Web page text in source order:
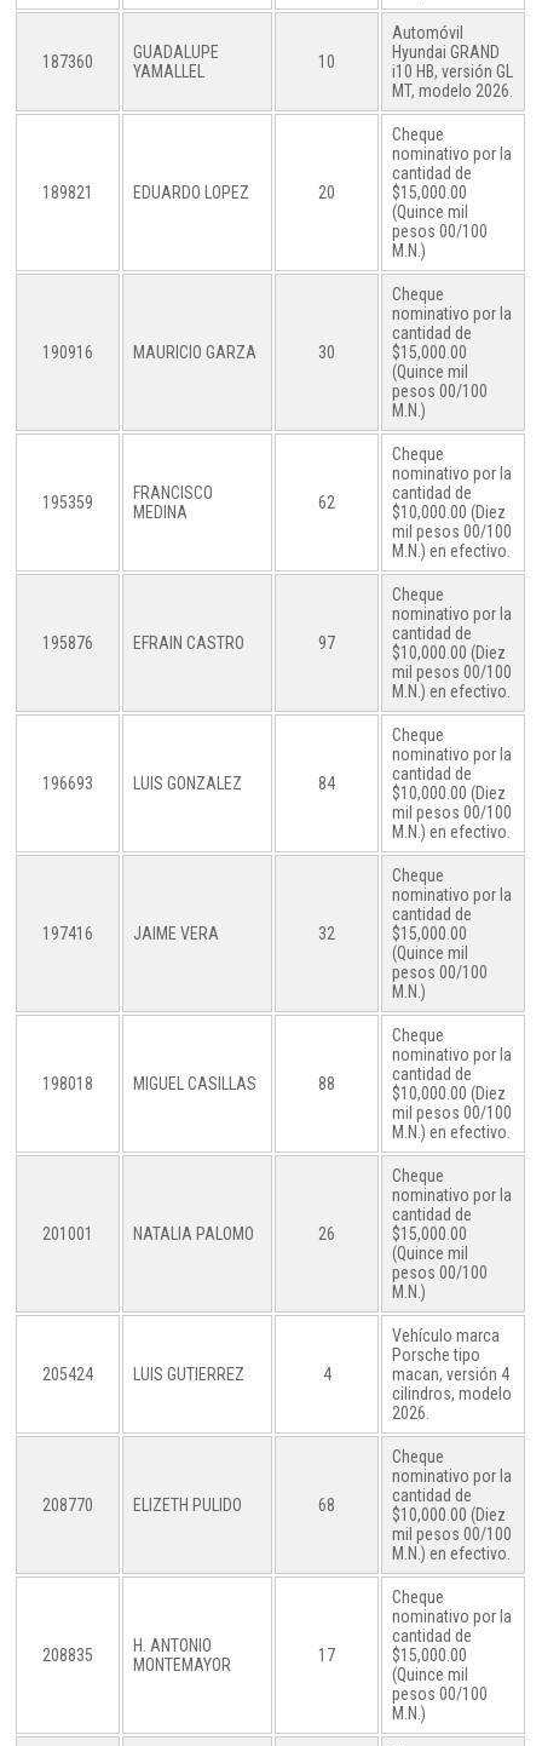
187360
GUADALUPE
YAMALLEL
10
Automóvil
Hyundai GRAND
i10 HB, versión GL
MT, modelo 2026.
189821 EDUARDO LOPEZ 20
Cheque
nominativo por la
cantidad de
$15,000.00
(Quince mil
pesos 00/100
M.N.)
190916 MAURICIO GARZA 30
Cheque
nominativo por la
cantidad de
$15,000.00
(Quince mil
pesos 00/100
M.N.)
195359
FRANCISCO
MEDINA
62
Cheque
nominativo por la
cantidad de
$10,000.00 (Diez
mil pesos 00/100
M.N.) en efectivo.
195876 EFRAIN CASTRO 97
Cheque
nominativo por la
cantidad de
$10,000.00 (Diez
mil pesos 00/100
M.N.) en efectivo.
196693 LUIS GONZALEZ 84
Cheque
nominativo por la
cantidad de
$10,000.00 (Diez
mil pesos 00/100
M.N.) en efectivo.
197416 JAIME VERA 32
Cheque
nominativo por la
cantidad de
$15,000.00
(Quince mil
pesos 00/100
M.N.)
198018 MIGUEL CASILLAS 88
Cheque
nominativo por la
cantidad de
$10,000.00 (Diez
mil pesos 00/100
M.N.) en efectivo.
201001 NATALIA PALOMO 26
Cheque
nominativo por la
cantidad de
$15,000.00
(Quince mil
pesos 00/100
M.N.)
205424 LUIS GUTIERREZ 4
Vehículo marca
Porsche tipo
macan, versión 4
cilindros, modelo
2026.
208770 ELIZETH PULIDO 68
Cheque
nominativo por la
cantidad de
$10,000.00 (Diez
mil pesos 00/100
M.N.) en efectivo.
208835
H. ANTONIO
MONTEMAYOR
17
Cheque
nominativo por la
cantidad de
$15,000.00
(Quince mil
pesos 00/100
M.N.)